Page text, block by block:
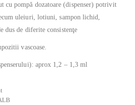
cu pompă dozatoare (dispenser) potrivit
uleiuri, lotiuni, sampon lichid,
de diferite consistenţe
vascoase.
aprox 1,2 – 1,3 ml